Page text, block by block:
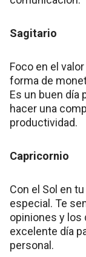
Sagitario
Foco en el
forma de
Es un buen día
hacer una
productividad.
Capricornio
Con el Sol en
especial. Te
opiniones y los
excelente día
personal.